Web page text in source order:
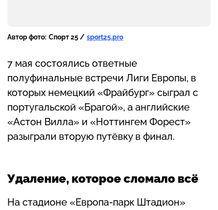
Автор фото: Спорт 25 / sport25.pro
7 мая состоялись ответные
полуфинальные встречи Лиги Европы, в
которых немецкий «Фрайбург» сыграл с
португальской «Брагой», а английские
«Астон Вилла» и «Ноттингем Форест»
разыграли вторую путёвку в финал.
Удаление, которое сломало всё
На стадионе «Европа-парк Штадион»